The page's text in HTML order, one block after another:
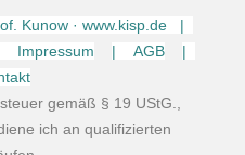
Kunow · www.kisp.de |
Impressum | AGB
|
gemäß § 19 UStG.,
ich an qualifizierten